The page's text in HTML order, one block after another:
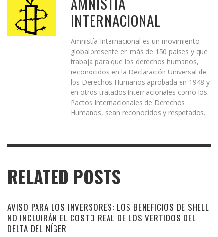
INTERNACIONAL
Amnistía Internacional es un movimiento
global presente en más de 150 países y que
trabaja para que los derechos humanos,
reconocidos en la Declaración Universal de
los Derechos Humanos aprobada en 1948 y
en otros tratados internacionales como los
Pactos Internacionales de Derechos
Humanos, sean reconocidos y respetados.
RELATED POSTS
AVISO PARA LOS INVERSORES: LOS BENEFICIOS DE SHELL
NO INCLUIRÁN EL COSTO REAL DE LOS VERTIDOS DEL
DELTA DEL NÍGER